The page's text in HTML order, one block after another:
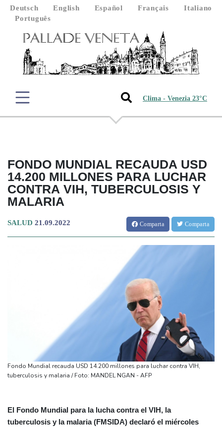
Deutsch English Español Français
Italiano
Português
Clima - Venezia 23°C
FONDO MUNDIAL RECAUDA USD
14.200 MILLONES PARA LUCHAR
CONTRA VIH, TUBERCULOSIS Y
MALARIA
SALUD 21.09.2022 Comparta Comparta
Fondo Mundial recauda USD 14.200 millones para luchar contra VIH,
tuberculosis y malaria / Foto: MANDEL NGAN - AFP
El Fondo Mundial para la lucha contra el VIH, la
tuberculosis y la malaria (FMSIDA) declaró el miércoles